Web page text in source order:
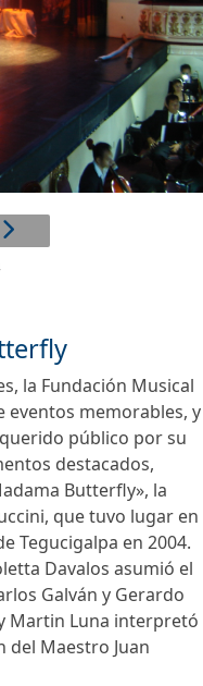
la Fundación Musical
eventos memorables, y
público por su
destacados,
Butterfly», la
que tuvo lugar en
Tegucigalpa en 2004.
Davalos asumió el
Galván y Gerardo
Martin Luna interpretó
del Maestro Juan